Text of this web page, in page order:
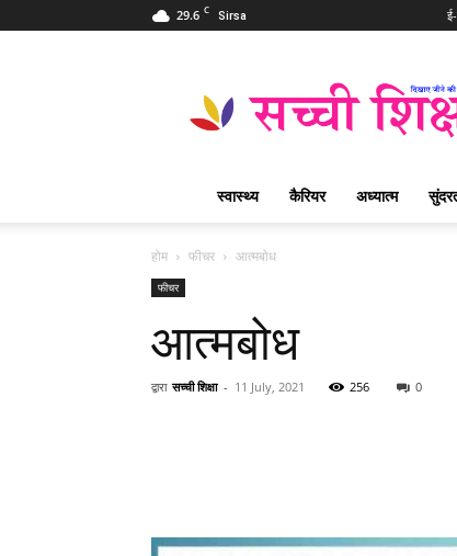
29.6 C Sirsa
Shiksha
शिक्षा
स्वास्थ्य कैरियर अध्यात्म
होम फीचर आत्मबोध
फीचर
आत्मबोध
द्वारा सच्ची शिक्षा - 11 July, 2021 256 0